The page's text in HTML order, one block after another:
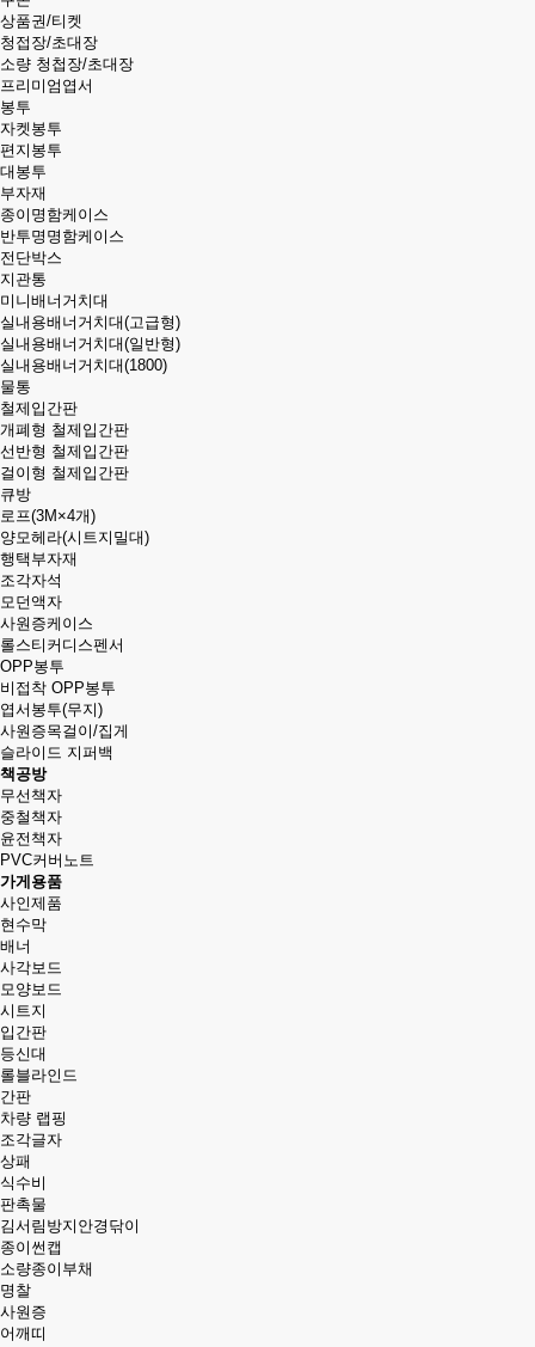
상품권/티켓
청접장/초대장
소량 청첩장/초대장
프리미엄엽서
봉투
자켓봉투
편지봉투
대봉투
부자재
종이명함케이스
반투명명함케이스
전단박스
지관통
미니배너거치대
실내용배너거치대(고급형)
실내용배너거치대(일반형)
실내용배너거치대(1800)
물통
철제입간판
개폐형 철제입간판
선반형 철제입간판
걸이형 철제입간판
큐방
로프(3M×4개)
양모헤라(시트지밀대)
행택부자재
조각자석
모던액자
사원증케이스
롤스티커디스펜서
OPP봉투
비접착 OPP봉투
엽서봉투(무지)
사원증목걸이/집게
슬라이드 지퍼백
책공방
무선책자
중철책자
윤전책자
PVC커버노트
가게용품
사인제품
현수막
배너
사각보드
모양보드
시트지
입간판
등신대
롤블라인드
간판
차량 랩핑
조각글자
상패
식수비
판촉물
김서림방지안경닦이
종이썬캡
소량종이부채
명찰
사원증
어깨띠